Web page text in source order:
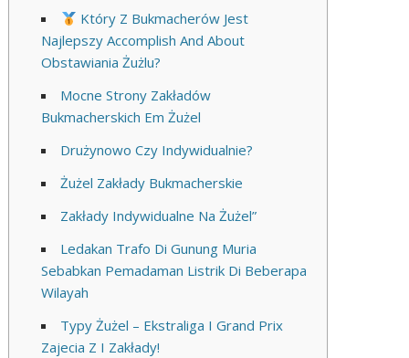
Który Z Bukmacherów Jest
Najlepszy Accomplish And About
Obstawiania Żużlu?
Mocne Strony Zakładów
Bukmacherskich Em Żużel
Drużynowo Czy Indywidualnie?
Żużel Zakłady Bukmacherskie
Zakłady Indywidualne Na Żużel”
Ledakan Trafo Di Gunung Muria
Sebabkan Pemadaman Listrik Di Beberapa
Wilayah
Typy Żużel – Ekstraliga I Grand Prix
Zajecia Z I Zakłady!